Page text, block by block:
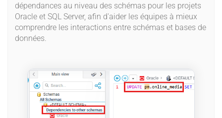
dépendances au niveau des schémas pour les projets
Oracle et SQL Server, afin d'aider les équipes à mieux
comprendre les interactions entre schémas et bases de
données.